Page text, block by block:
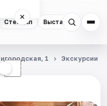
Стендап Выставки
×
☾
1 Экскурсии